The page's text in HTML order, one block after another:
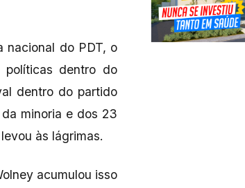
nacional do PDT, o
políticas dentro do
dentro do partido
minoria e dos 23
às lágrimas.
acumulou isso